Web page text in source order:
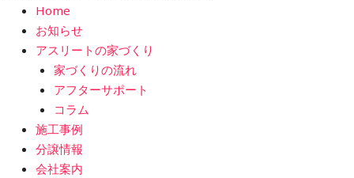
Home
お知らせ
アスリートの家づくり
家づくりの流れ
アフターサポート
コラム
施工事例
分譲情報
会社案内